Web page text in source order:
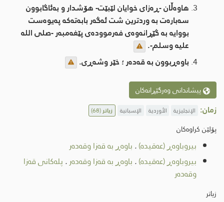
هاوەڵان -ڕەزاى خوایان لێبێت- هۆشدار و بەئاگابوون
سەبارەت بە وردترین شت ئەگەر بابەتەکە پەیوەست
بووایە بە گێڕانەوەى فەرموودەى پێغەمبەر -صلى اللە
علیە وسلم-.
باوەڕبوون بە قەدەر ؛ خێر وشەڕی.
پیشاندانی وەرگێڕانەکان
زمان: الإنجليزية الأوردية الإسبانية زیاتر(68)
پۆلێن کراوەکان
بیروباوەڕ (عەقیدە). باوەڕ بە قەزا وقەدەر
بیروباوەڕ (عەقیدە). باوەڕ بە قەزا وقەدەر . پلەكانی قەزا
وقەدەر
زیاتر